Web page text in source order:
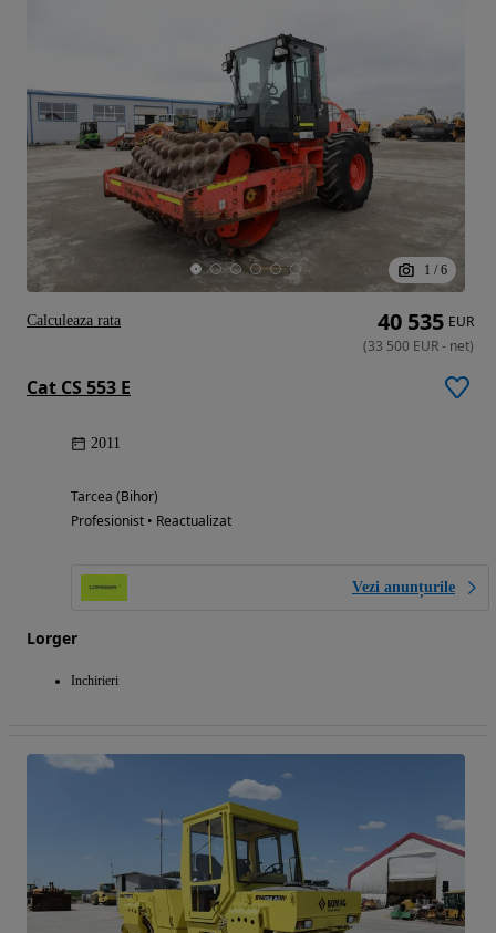
1 / 6
Cat CS 553 E
2011
Tarcea (Bihor)
Profesionist • Reactualizat
Vezi anunțurile
Lorger
Inchirieri
40 535 EUR
(33 500 EUR- net)
Calculeaza rata